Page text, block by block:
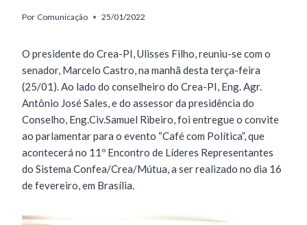
Por Comunicação 25/01/2022
O presidente do Crea-PI, Ulisses Filho, reuniu-se com o
senador, Marcelo Castro, na manhã desta terça-feira
(25/01). Ao lado do conselheiro do Crea-PI, Eng. Agr.
Antônio José Sales, e do assessor da presidência do
Conselho, Eng.Civ.Samuel Ribeiro, foi entregue o convite
ao parlamentar para o evento “Café com Política”, que
acontecerá no 11º Encontro de Líderes Representantes
do Sistema Confea/Crea/Mútua, a ser realizado no dia 16
de fevereiro, em Brasília.